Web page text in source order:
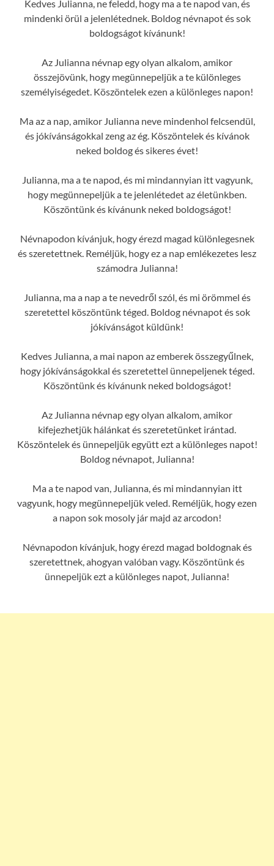
Kedves Julianna, ne feledd, hogy ma a te napod van, és
mindenki örül a jelenlétednek. Boldog névnapot és sok
boldogságot kívánunk!
Az Julianna névnap egy olyan alkalom, amikor
összejövünk, hogy megünnepeljük a te különleges
személyiségedet. Köszöntelek ezen a különleges napon!
Ma az a nap, amikor Julianna neve mindenhol felcsendül,
és jókívánságokkal zeng az ég. Köszöntelek és kívánok
neked boldog és sikeres évet!
Julianna, ma a te napod, és mi mindannyian itt vagyunk,
hogy megünnepeljük a te jelenlétedet az életünkben.
Köszöntünk és kívánunk neked boldogságot!
Névnapodon kívánjuk, hogy érezd magad különlegesnek
és szeretettnek. Reméljük, hogy ez a nap emlékezetes lesz
számodra Julianna!
Julianna, ma a nap a te nevedről szól, és mi örömmel és
szeretettel köszöntünk téged. Boldog névnapot és sok
jókívánságot küldünk!
Kedves Julianna, a mai napon az emberek összegyűlnek,
hogy jókívánságokkal és szeretettel ünnepeljenek téged.
Köszöntünk és kívánunk neked boldogságot!
Az Julianna névnap egy olyan alkalom, amikor
kifejezhetjük hálánkat és szeretetünket irántad.
Köszöntelek és ünnepeljük együtt ezt a különleges napot!
Boldog névnapot, Julianna!
Ma a te napod van, Julianna, és mi mindannyian itt
vagyunk, hogy megünnepeljük veled. Reméljük, hogy ezen
a napon sok mosoly jár majd az arcodon!
Névnapodon kívánjuk, hogy érezd magad boldognak és
szeretettnek, ahogyan valóban vagy. Köszöntünk és
ünnepeljük ezt a különleges napot, Julianna!